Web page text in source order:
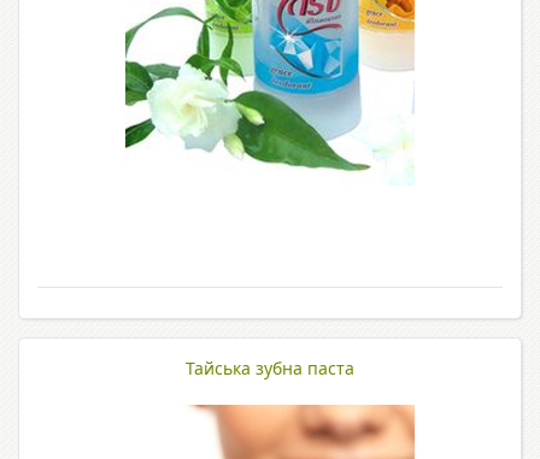
Тайська зубна паста